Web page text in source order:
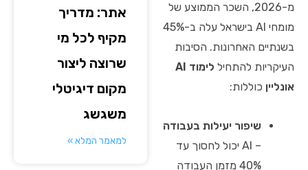
מ-2026, השכר הממוצע של
מומחי AI בישראל עלה ב-45%
בשנתיים האחרונות. הסיבות
העיקריות להתחיל
לימוד AI
אונליין כוללות:
שיפור יעילות בעבודה
– AI יכול לחסוך עד
40% מזמן העבודה
אתר: מדריך
מקיף לכל מי
שרוצה ליצור
מקום דיגיטלי
משגשג
למאמר המלא »